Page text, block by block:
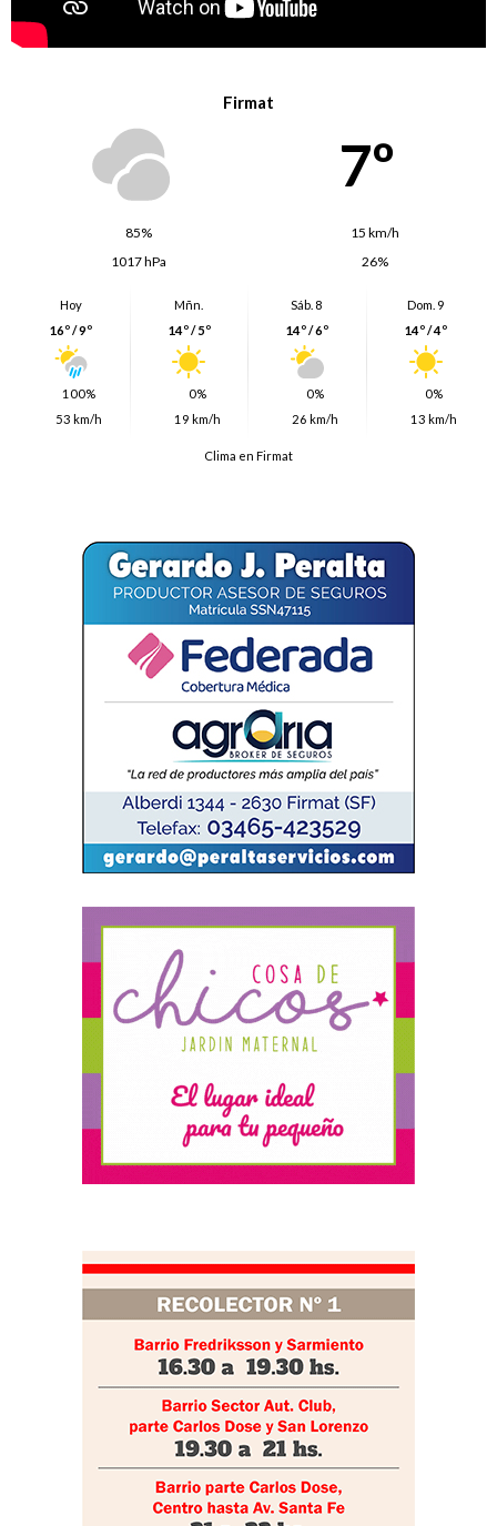
Firmat
7º
85%
15 km/h
1017 hPa
26%
Hoy
16º / 9º
100%
53 km/h
Mñn.
14º / 5º
0%
19 km/h
Sáb. 8
14º / 6º
0%
26 km/h
Dom. 9
14º / 4º
0%
13 km/h
Clima en Firmat